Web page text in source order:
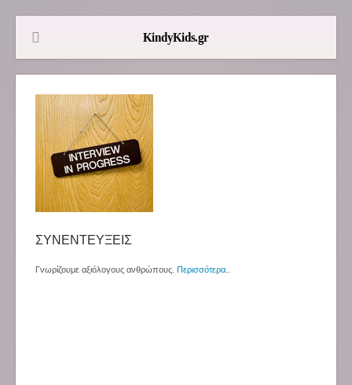
ΣΥΝΕΝΤΕΥΞΕΙΣ
Γνωρίζουμε αξιόλογους ανθρώπους. Περισσότερα